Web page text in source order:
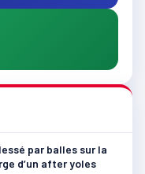
par balles sur la
d’un after yoles